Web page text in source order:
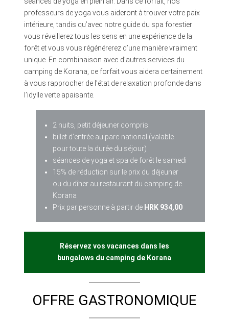
professeurs de yoga vous aideront à trouver votre paix
intérieure, tandis qu’avec notre guide du spa forestier
vous réveillerez tous les sens en une expérience de la
forêt et vous vous régénérerez d’une manière vraiment
unique. En combinaison avec d’autres services du
camping de Korana, ce forfait vous aidera certainement
à vous rapprocher de l’état de relaxation profonde dans
l’idylle verte apaisante.
2 nuits, petit déjeuner compris
billet d’entrée au parc national (valable
pour toute la durée du séjour)
séances de yoga et spa de forêt le samedi
15% de réduction sur le prix du déjeuner
ou du dîner au restaurant du camping de
Korana
Prix par personne à partir de HRK 934,00
Réservez vos vacances dans les
bungalows du camping de Korana
OFFRE GASTRONOMIQUE